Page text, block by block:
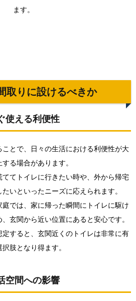
ます。
取りに設けるべきか
使える利便性
とで、日々の生活における利便性が大
する場合があります。
てトイレに行きたい時や、外から帰宅
いといったニーズに応えられます。
では、家に帰った瞬間にトイレに駆け
玄関から近い位置にあると安心です。
すると、玄関近くのトイレは非常に有
肢となり得ます。
空間への影響